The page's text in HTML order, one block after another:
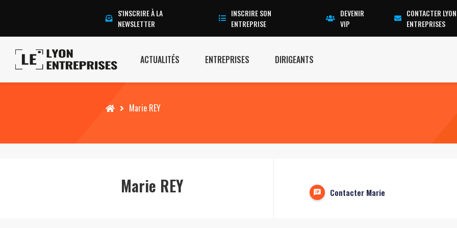
S'INSCRIRE À LA
NEWSLETTER
INSCRIRE SON
ENTREPRISE
DEVENIR
VIP
CONTACTER LYON
ENTREPRISES
ACTUALITÉS ENTREPRISES DIRIGEANTS
Accueil Marie REY
Marie REY Contacter Marie